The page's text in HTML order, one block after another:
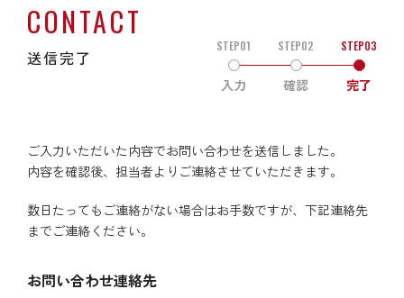
CONTACT
送信完了
STEP01
入力
STEP02
確認
STEP03
完了
ご入力いただいた内容でお問い合わせを送信しました。
内容を確認後、担当者よりご連絡させていただきます。
数日たってもご連絡がない場合はお手数ですが、下記連絡先
までご連絡ください。
お問い合わせ連絡先